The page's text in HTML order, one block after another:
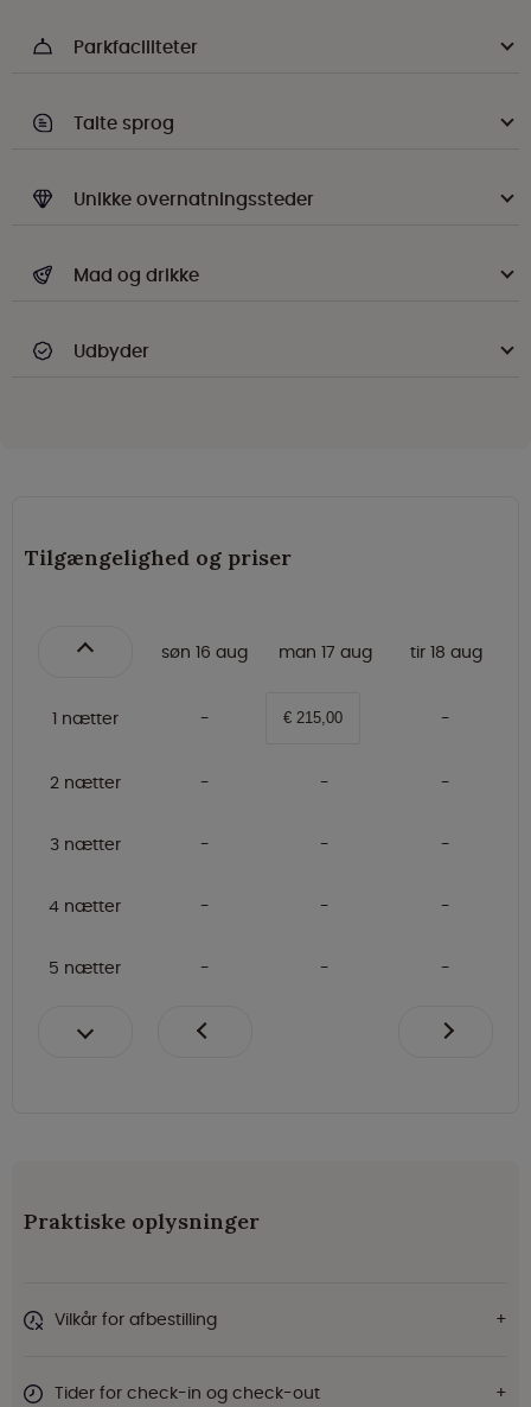
Parkfaciliteter
Talte sprog
Unikke overnatningssteder
Mad og drikke
Udbyder
Tilgængelighed og priser
søn 16 aug man 17 aug tir 18 aug
1 nætter € 215,00
2 nætter
3 nætter
4 nætter
5 nætter
Praktiske oplysninger
Vilkår for afbestilling
Tider for check-in og check-out